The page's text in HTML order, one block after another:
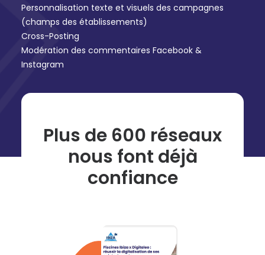
Personnalisation texte et visuels des campagnes
(champs des établissements)
Cross-Posting
Modération des commentaires Facebook &
Instagram
Plus de 600 réseaux
nous font déjà
confiance